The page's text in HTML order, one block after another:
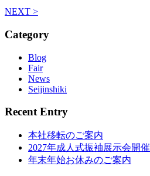
NEXT >
Category
Blog
Fair
News
Seijinshiki
Recent Entry
本社移転のご案内
2027年成人式振袖展示会開催
年末年始お休みのご案内